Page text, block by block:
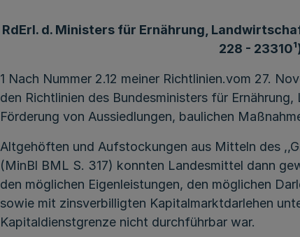
RdErl. d. Ministers für Ernährung,
228 -
1 Nach Nummer 2.12 meiner Richtlinien.vom 27.
den Richtlinien des Bundesministers für
Förderung von Aussiedlungen, baulichen
Altgehöften und Aufstockungen aus Mitteln des
(MinBl BML S. 317) konnten Landesmittel dann
den möglichen Eigenleistungen, den möglichen
sowie mit zinsverbilligten Kapitalmarktdarlehen
Kapitaldienstgrenze nicht durchführbar war.